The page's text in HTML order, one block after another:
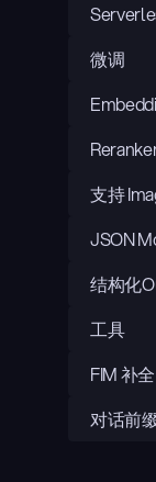
微调
支持
JSON
结构化
工具
FIM 补全
对话前